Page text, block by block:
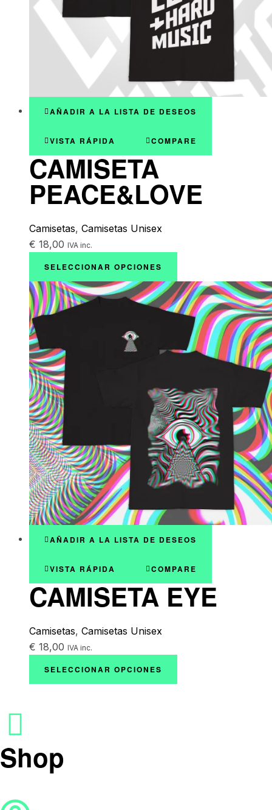
AÑADIR A LA LISTA DE DESEOS
VISTA RÁPIDA COMPARE
CAMISETA
PEACE&LOVE
Camisetas, Camisetas Unisex
€ 18,00 IVA inc.
SELECCIONAR OPCIONES
AÑADIR A LA LISTA DE DESEOS
VISTA RÁPIDA COMPARE
CAMISETA EYE
Camisetas, Camisetas Unisex
€ 18,00 IVA inc.
SELECCIONAR OPCIONES
Shop